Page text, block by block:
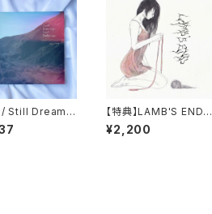
/ Still Dreamin
Deafening
【特典】LAMB'S END /
SENTIMENT
¥2,200